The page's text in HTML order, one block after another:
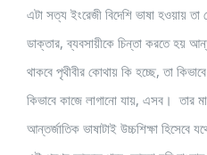
এটা সত্য ইংরেজী বিদেশি ভাষা হওয়ায়
ডাক্তার, ব্যবসায়ীকে চিন্তা করতে হয়
থাকবে পৃথীবীর কোথায় কি হচ্ছে, তা
কিভাবে কাজে লাগানো যায়, এসব। তার
আন্তর্জাতিক ভাষাটাই উচ্চশিক্ষা হিসেবে